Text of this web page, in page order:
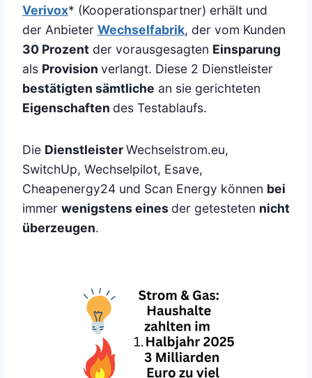
Verivox* (Kooperationspartner) erhält und
der Anbieter Wechselfabrik, der vom Kunden
30 Prozent der vorausgesagten Einsparung
als Provision verlangt. Diese 2 Dienstleister
bestätigten sämtliche an sie gerichteten
Eigenschaften des Testablaufs.
Die DienstleisterWechselstrom.eu,
SwitchUp, Wechselpilot, Esave,
Cheapenergy24 und Scan Energy können bei
immer wenigstens eines der getesteten nicht
überzeugen.